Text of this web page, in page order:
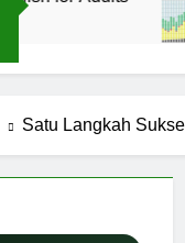
1 Tahun Ago
Satu Langkah